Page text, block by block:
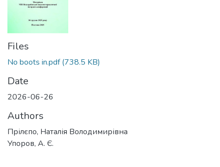
Files
No boots in.pdf(738.5 KB)
Date
2026-06-26
Authors
Прілєпо, Наталія Володимирівна
Упоров, А. Є.